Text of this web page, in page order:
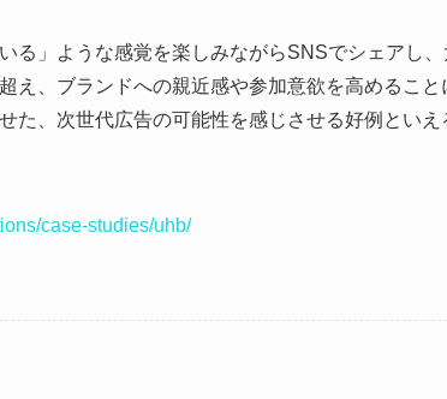
る」ような感覚を楽しみながらSNSでシェアし、
え、ブランドへの親近感や参加意欲を高めるこ
た、次世代広告の可能性を感じさせる好例といえ
case-studies/uhb/